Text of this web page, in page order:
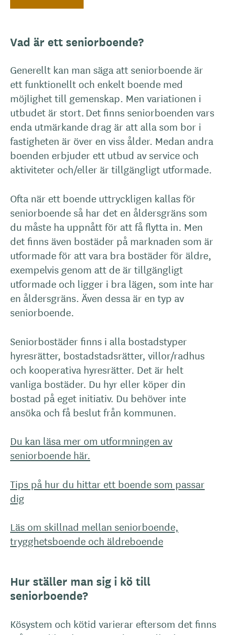
Vad är ett seniorboende?
Generellt kan man säga att seniorboende är
ett funktionellt och enkelt boende med
möjlighet till gemenskap. Men variationen i
utbudet är stort. Det finns seniorboenden vars
enda utmärkande drag är att alla som bor i
fastigheten är över en viss ålder. Medan andra
boenden erbjuder ett utbud av service och
aktiviteter och/eller är tillgängligt utformade.
Ofta när ett boende uttryckligen kallas för
seniorboende så har det en åldersgräns som
du måste ha uppnått för att få flytta in. Men
det finns även bostäder på marknaden som är
utformade för att vara bra bostäder för äldre,
exempelvis genom att de är tillgängligt
utformade och ligger i bra lägen, som inte har
en åldersgräns. Även dessa är en typ av
seniorboende.
Seniorbostäder finns i alla bostadstyper
hyresrätter, bostadstadsrätter, villor/radhus
och kooperativa hyresrätter. Det är helt
vanliga bostäder. Du hyr eller köper din
bostad på eget initiativ. Du behöver inte
ansöka och få beslut från kommunen.
Du kan läsa mer om utformningen av
seniorboende här.
Tips på hur du hittar ett boende som passar
dig
Läs om skillnad mellan seniorboende,
trygghetsboende och äldreboende
Hur ställer man sig i kö till
seniorboende?
Kösystem och kötid varierar eftersom det finns